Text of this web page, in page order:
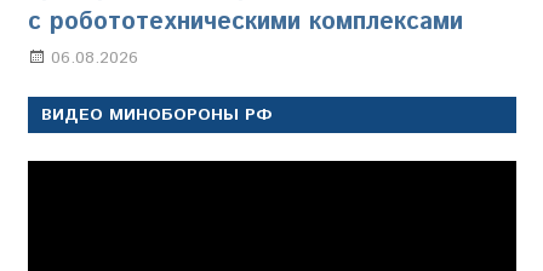
с робототехническими комплексами
06.08.2026
ВИДЕО МИНОБОРОНЫ РФ